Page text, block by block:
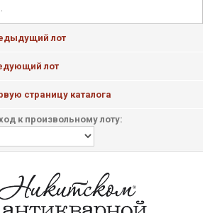
лот
лот
страницу каталога
к произвольному лоту: